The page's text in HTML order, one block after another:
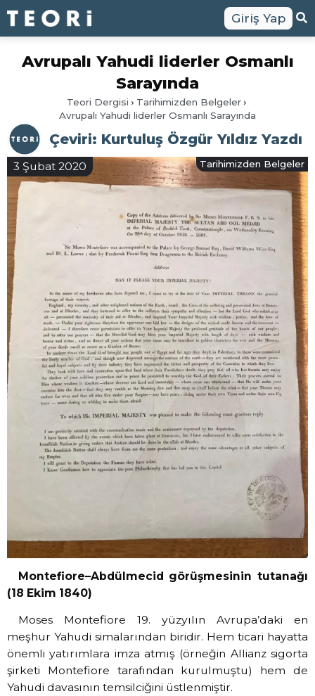
Giriş Yap
Avrupalı Yahudi liderler Osmanlı
Sarayında
Teori Dergisi
Tarihimizden Belgeler
Avrupalı Yahudi liderler Osmanlı Sarayında
Çeviri: Kurtuluş Özgür Yıldız Yazdı
3 Şubat 2020 Tarihimizden Belgeler
Montefiore–Abdülmecid görüşmesinin tutanağı
(18 Ekim 1840)
Moses Montefiore 19. yüzyılın Avrupa’daki en
meşhur Yahudi simalarından biridir. Hem ticari hayatta
önemli yatırımlara imza atmış (örneğin Allianz sigorta
şirketi Montefiore tarafından kurulmuştu) hem de
Yahudi davasının temsilciğini üstlenmiştir.